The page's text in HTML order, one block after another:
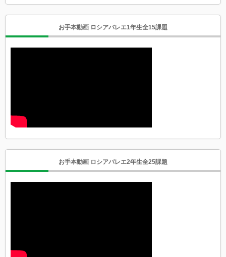
お手本動画 ロシアバレエ1年生全15課題
お手本動画 ロシアバレエ2年生全25課題